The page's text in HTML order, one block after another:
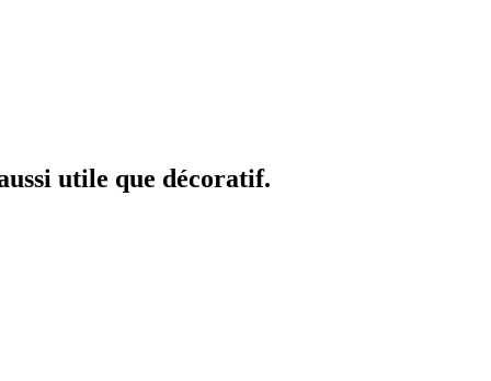
utile que décoratif.